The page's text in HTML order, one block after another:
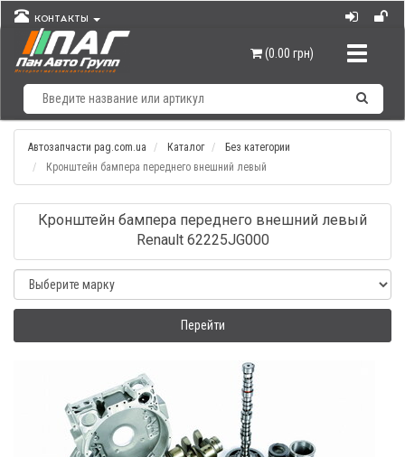
КОНТАКТЫ
(0.00 грн)
Автозапчасти pag.com.ua Каталог
Без категории
Кронштейн бампера переднего внешний левый
Кронштейн бампера переднего внешний левый
Renault 62225JG000
Перейти